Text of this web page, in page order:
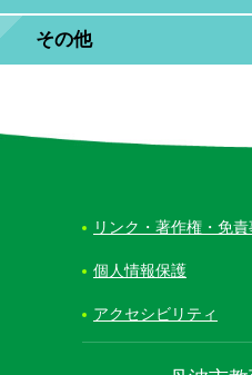
その他
リンク・著作権・免
個人情報保護
アクセシビリティ